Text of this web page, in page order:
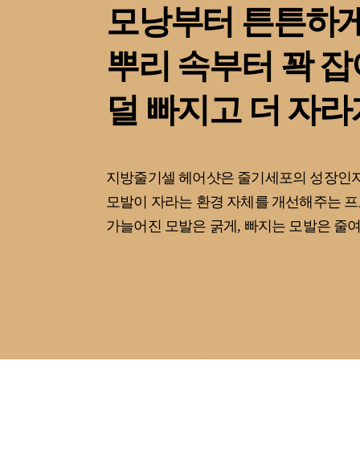
모낭부터 튼튼하
뿌리 속부터 꽉 잡
덜 빠지고 더 자
지방줄기셀 헤어샷은 줄기세포의 성장인
모발이 자라는 환경 자체를 개선해주는
가늘어진 모발은 굵게, 빠지는 모발은 줄